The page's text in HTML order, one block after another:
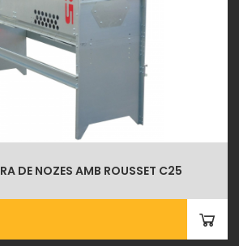
DE NOZES AMB ROUSSET C25